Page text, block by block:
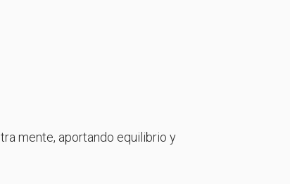
mente, aportando equilibrio y